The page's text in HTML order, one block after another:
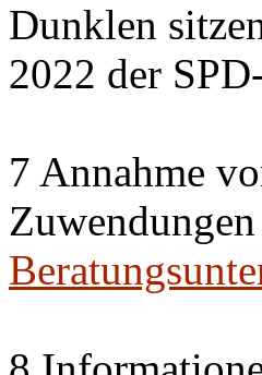
Dunklen
2022 der
7 Annahme
Zuwendungen